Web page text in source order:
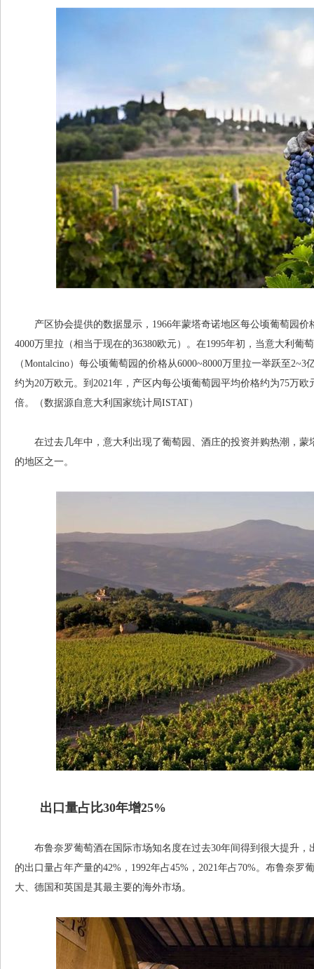
产区协会提供的数据显示，1966年蒙塔奇诺地区每公顷葡萄园价
4000万里拉（相当于现在的36380欧元）。在1995年初，当意大利葡
（Montalcino）每公顷葡萄园的价格从6000~8000万里拉一举跃至
约为20万欧元。到2021年，产区内每公顷葡萄园平均价格约为75万
倍。（数据源自意大利国家统计局ISTAT）
在过去几年中，意大利出现了葡萄园、酒庄的投资并购热潮，蒙
的地区之一。
出口量占比30年增25%
布鲁奈罗葡萄酒在国际市场知名度在过去30年间得到很大提升，
的出口量占年产量的42%，1992年占45%，2021年占70%。布鲁奈
大、德国和英国是其最主要的海外市场。